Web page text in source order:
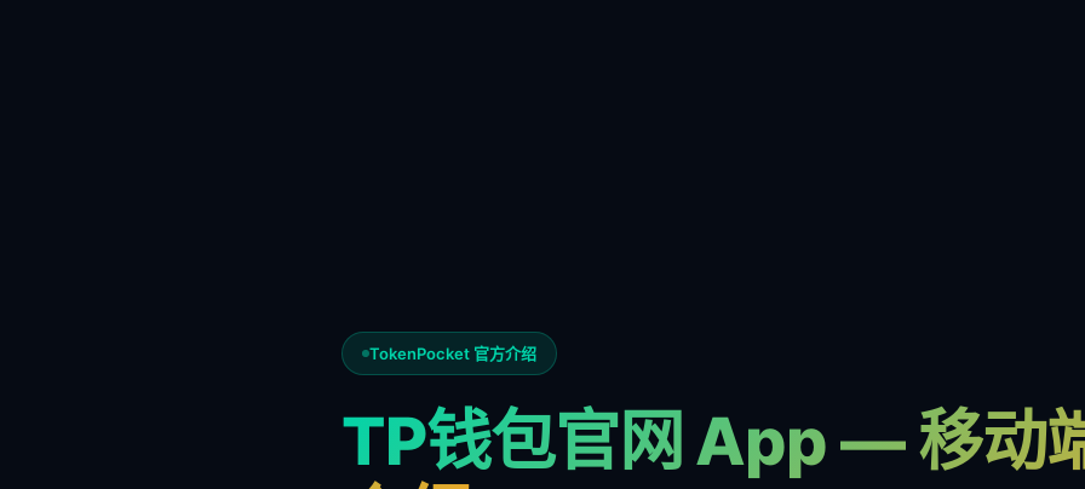
TokenPocket 官方介绍
TP钱包官网 App — 移动